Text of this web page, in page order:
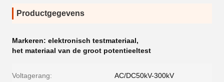
Productgegevens
Markeren: elektronisch testmateriaal,
het materiaal van de groot potentieeltest
Voltagerang: AC/DC50kV-300kV